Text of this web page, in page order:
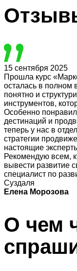
15 сентября 2025
Прошла курс
осталась в полном
понятно и
инструментов,
Особенно
дестинаций и
теперь у нас в
стратегии
настоящие
Рекомендую всем,
вывести развитие
специалист по
Суздаля
Елена Морозова
О чем